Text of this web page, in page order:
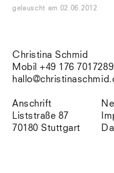
gelauscht am 02.06.2012
Christina Schmid
Mobil +49 176
Anschrift
Liststraße 87
70180 Stuttgart